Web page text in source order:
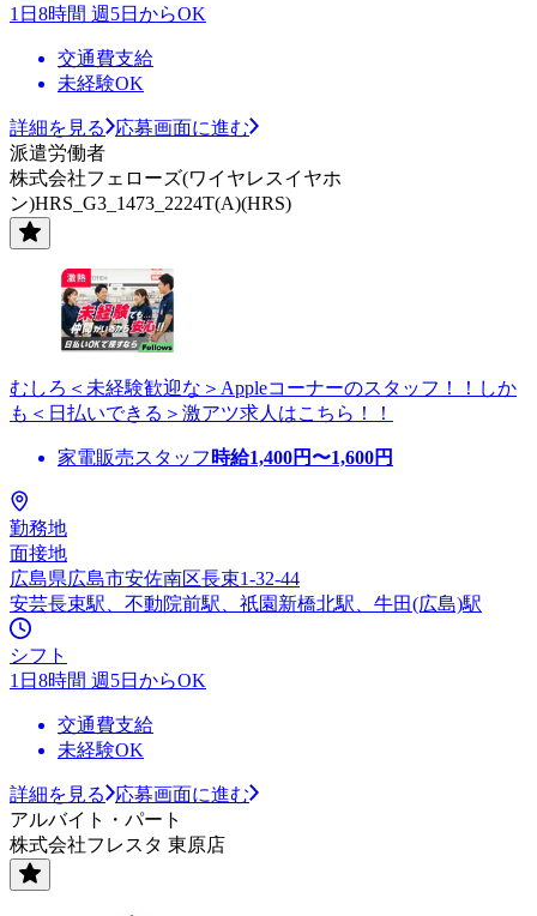
1日8時間 週5日からOK
交通費支給
未経験OK
詳細を見る
応募画面に進む
派遣労働者
株式会社フェローズ(ワイヤレスイヤホ
ン)HRS_G3_1473_2224T(A)(HRS)
むしろ＜未経験歓迎な＞Appleコーナーのスタッフ！！しか
も＜日払いできる＞激アツ求人はこちら！！
家電販売スタッフ 時給1,400円〜1,600円
勤務地
面接地
広島県広島市安佐南区長束1-32-44
安芸長束駅、不動院前駅、祇園新橋北駅、牛田(広島)駅
シフト
1日8時間 週5日からOK
交通費支給
未経験OK
詳細を見る
応募画面に進む
アルバイト・パート
株式会社フレスタ 東原店